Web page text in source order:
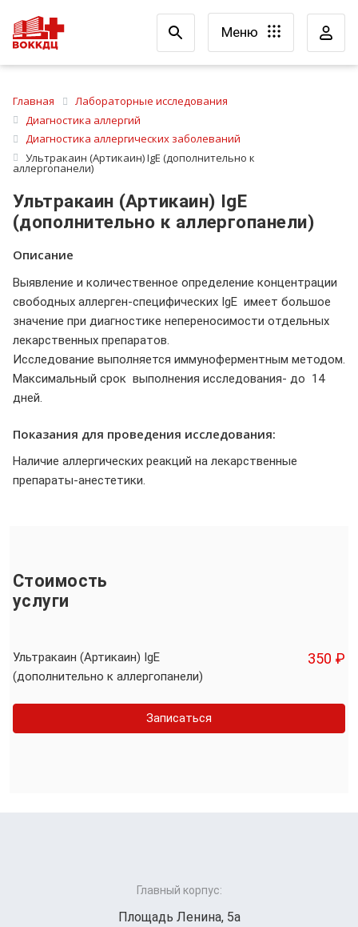
Меню
Главная
Лабораторные исследования
Диагностика аллергий
Диагностика аллергических заболеваний
Ультракаин (Артикаин) IgE (дополнительно к
аллергопанели)
Ультракаин (Артикаин) IgE
(дополнительно к аллергопанели)
Описание
Выявление и количественное определение концентрации
свободных аллерген-специфических IgE имеет большое
значение при диагностике непереносимости отдельных
лекарственных препаратов.
Исследование выполняется иммуноферментным методом.
Максимальный срок выполнения исследования- до 14
дней.
Показания для проведения исследования:
Наличие аллергических реакций на лекарственные
препараты-анестетики.
Стоимость
услуги
Ультракаин (Артикаин) IgE
(дополнительно к аллергопанели)
350 ₽
Записаться
Главный корпус:
Площадь Ленина, 5а